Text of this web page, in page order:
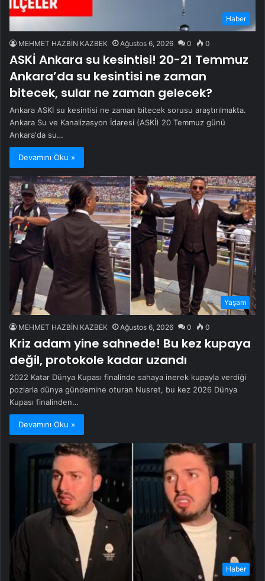
Haber
MEHMET HAZBİN KAZBEK Ağustos 6, 2026 0 0
ASKİ Ankara su kesintisi! 20-21 Temmuz
Ankara’da su kesintisi ne zaman
bitecek, sular ne zaman gelecek?
Ankara ASKİ su kesintisi ne zaman bitecek sorusu araştırılmakta.
Ankara Su ve Kanalizasyon İdaresi (ASKİ) 20 Temmuz günü
Ankara'da su…
Devamını Oku »
Yaşam
MEHMET HAZBİN KAZBEK Ağustos 6, 2026 0 0
Kriz adam yine sahnede! Bu kez kupaya
değil, protokole kadar uzandı
2022 Katar Dünya Kupası finalinde sahaya inerek kupayla verdiği
pozlarla dünya gündemine oturan Nusret, bu kez 2026 Dünya
Kupası finalinden…
Devamını Oku »
Haber